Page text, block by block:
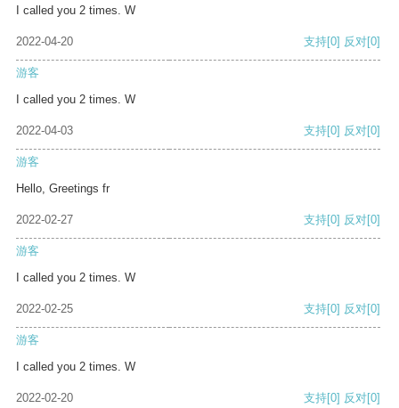
I called you 2 times. W
2022-04-20 支持[0] 反对[0]
游客
I called you 2 times. W
2022-04-03 支持[0] 反对[0]
游客
Hello, Greetings fr
2022-02-27 支持[0] 反对[0]
游客
I called you 2 times. W
2022-02-25 支持[0] 反对[0]
游客
I called you 2 times. W
2022-02-20 支持[0] 反对[0]